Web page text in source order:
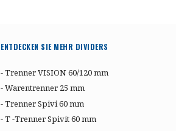
ENTDECKEN SIE MEHR DIVIDERS
- Trenner VISION 60/120 mm
- Warentrenner 25 mm
- Trenner Spivi 60 mm
- T -Trenner Spivit 60 mm